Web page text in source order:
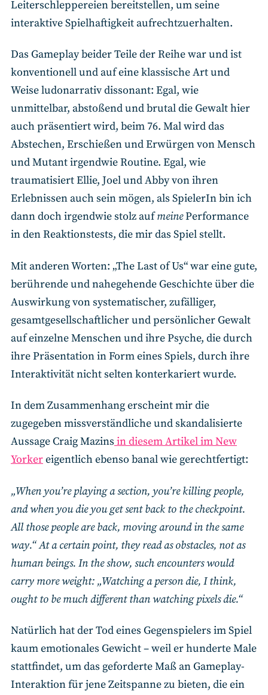
Leiterschleppereien bereitstellen, um seine
interaktive Spielhaftigkeit aufrechtzuerhalten.
Das Gameplay beider Teile der Reihe war und ist
konventionell und auf eine klassische Art und
Weise ludonarrativ dissonant: Egal, wie
unmittelbar, abstoßend und brutal die Gewalt hier
auch präsentiert wird, beim 76. Mal wird das
Abstechen, Erschießen und Erwürgen von Mensch
und Mutant irgendwie Routine. Egal, wie
traumatisiert Ellie, Joel und Abby von ihren
Erlebnissen auch sein mögen, als SpielerIn bin ich
dann doch irgendwie stolz aufmeinePerformance
in den Reaktionstests, die mir das Spiel stellt.
Mit anderen Worten: „The Last of Us“ war eine gute,
berührende und nahegehende Geschichte über die
Auswirkung von systematischer, zufälliger,
gesamtgesellschaftlicher und persönlicher Gewalt
auf einzelne Menschen und ihre Psyche, die durch
ihre Präsentation in Form eines Spiels, durch ihre
Interaktivität nicht selten konterkariert wurde.
In dem Zusammenhang erscheint mir die
zugegeben missverständliche und skandalisierte
Aussage Craig Mazins in diesem Artikel im New
Yorkereigentlich ebenso banal wie gerechtfertigt:
„When you’re playing a section, you’re killing people,
and when you die you get sent back to the checkpoint.
All those people are back, moving around in the same
way.“ At a certain point, they read as obstacles, not as
human beings. In the show, such encounters would
carry more weight: „Watching a person die, I think,
ought to be much different than watching pixels die.“
Natürlich hat der Tod eines Gegenspielers im Spiel
kaum emotionales Gewicht – weil er hunderte Male
stattfindet, um das geforderte Maß an Gameplay-
Interaktion für jene Zeitspanne zu bieten, die ein